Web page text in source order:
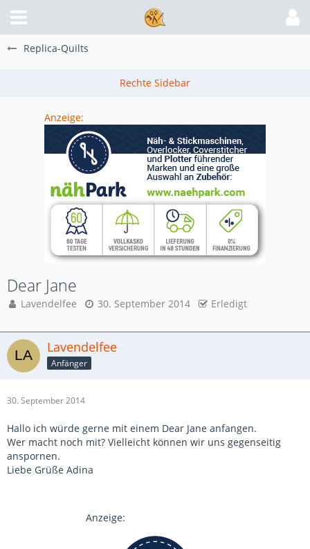
Replica-Quilts
Anzeige:
Dear Jane
Lavendelfee 30. September 2014 Erledigt
Lavendelfee
Anfänger
30. September 2014
Hallo ich würde gerne mit einem Dear Jane anfangen.
Wer macht noch mit? Vielleicht können wir uns gegenseitig
anspornen.
Liebe Grüße Adina
Anzeige: